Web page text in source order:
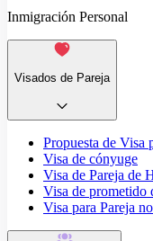
Inmigración Personal
Visados de Pareja
Propuesta de Visa
Visa de cónyuge
Visa de Pareja de
Visa de prometido
Visa para Pareja